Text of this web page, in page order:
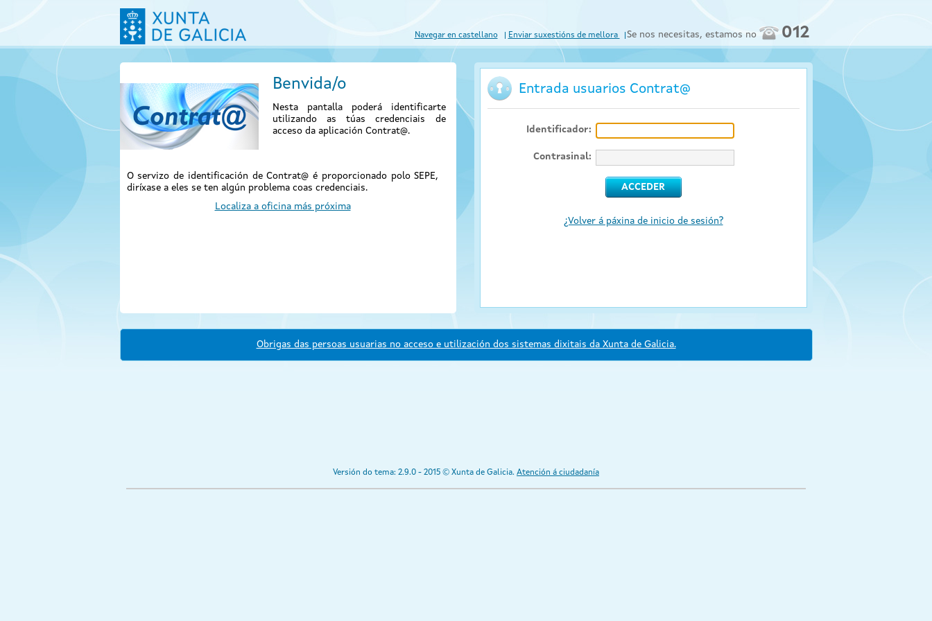
Navegar en castellano Enviar suxestións de mellora Se nos necesitas, estamos no 012
Benvida/o
Nesta pantalla poderá identificarte
utilizando as túas credenciais de
acceso da aplicación Contrat@.
O servizo de identificación de Contrat@ é proporcionado polo SEPE,
diríxase a eles se ten algún problema coas credenciais.
Localiza a oficina más próxima
Entrada usuarios Contrat@
Identificador:
Contrasinal:
¿Volver á páxina de inicio de sesión?
Obrigas das persoas usuarias no acceso e utilización dos sistemas dixitais da Xunta de Galicia.
Versión do tema: 2.9.0 - 2015 © Xunta de Galicia. Atención á ciudadanía